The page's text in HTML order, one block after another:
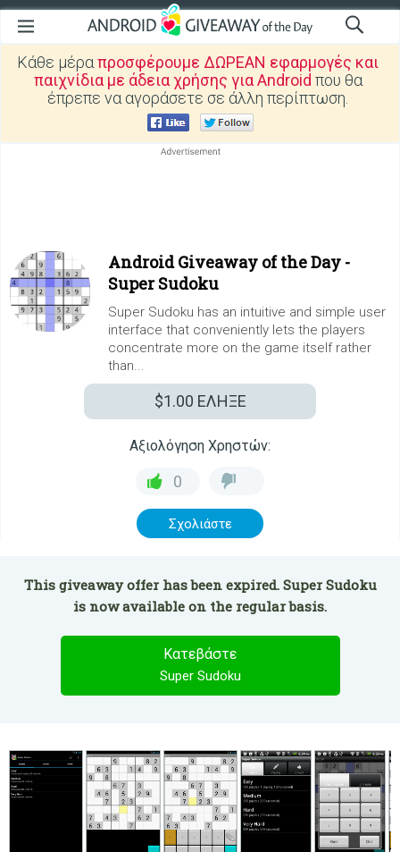
Κάθε μέραπροσφέρουμε ΔΩΡΕΑΝ εφαρμογές και
παιχνίδια με άδεια χρήσης για Android που θα
έπρεπε να αγοράσετε σε άλλη περίπτωση.
Android Giveaway of the Day -
Super Sudoku
Super Sudoku has an intuitive and simple user
interface that conveniently lets the players
concentrate more on the game itself rather
than...
$1.00 ΕΛΗΞΕ
Αξιολόγηση Χρηστών:
0
Σχολιάστε
This giveaway offer has been expired. Super Sudoku
is now available on the regular basis.
Κατεβάστε
Super Sudoku